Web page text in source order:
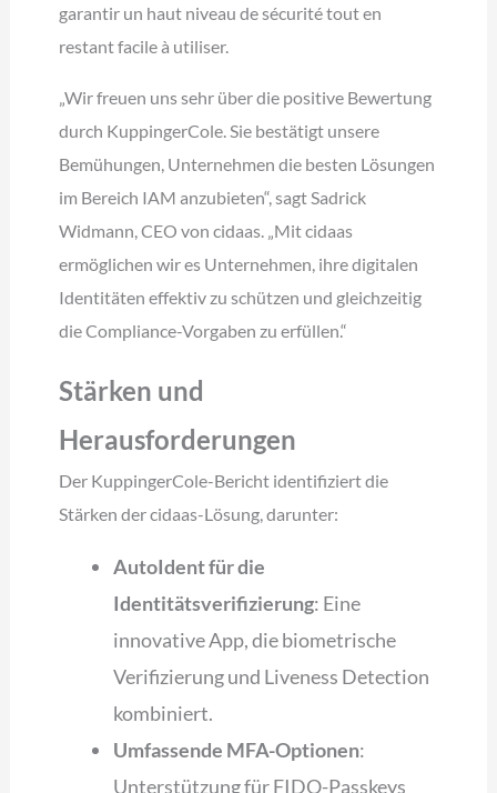
garantir un haut niveau de sécurité tout en
restant facile à utiliser.
„Wir freuen uns sehr über die positive Bewertung
durch KuppingerCole. Sie bestätigt unsere
Bemühungen, Unternehmen die besten Lösungen
im Bereich IAM anzubieten“, sagt Sadrick
Widmann, CEO von cidaas. „Mit cidaas
ermöglichen wir es Unternehmen, ihre digitalen
Identitäten effektiv zu schützen und gleichzeitig
die Compliance-Vorgaben zu erfüllen.“
Stärken und
Herausforderungen
Der KuppingerCole-Bericht identifiziert die
Stärken der cidaas-Lösung, darunter:
AutoIdent für die
Identitätsverifizierung: Eine
innovative App, die biometrische
Verifizierung und Liveness Detection
kombiniert.
Umfassende MFA-Optionen:
Unterstützung für FIDO-Passkeys